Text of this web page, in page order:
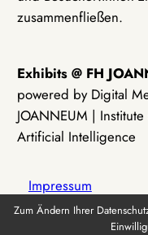
zusammenfließen.
Exhibits @ FH
powered by Digital
JOANNEUM |
Artificial Intelligence
Impressum
Zum Ändern Ihrer